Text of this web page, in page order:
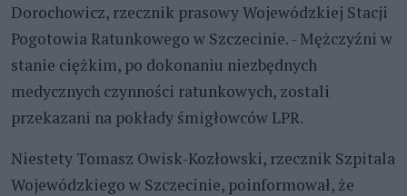
Dorochowicz, rzecznik prasowy Wojewódzkiej Stacji
Pogotowia Ratunkowego w Szczecinie. - Mężczyźni w
stanie ciężkim, po dokonaniu niezbędnych
medycznych czynności ratunkowych, zostali
przekazani na pokłady śmigłowców LPR.
Niestety Tomasz Owisk-Kozłowski, rzecznik Szpitala
Wojewódzkiego w Szczecinie, poinformował, że